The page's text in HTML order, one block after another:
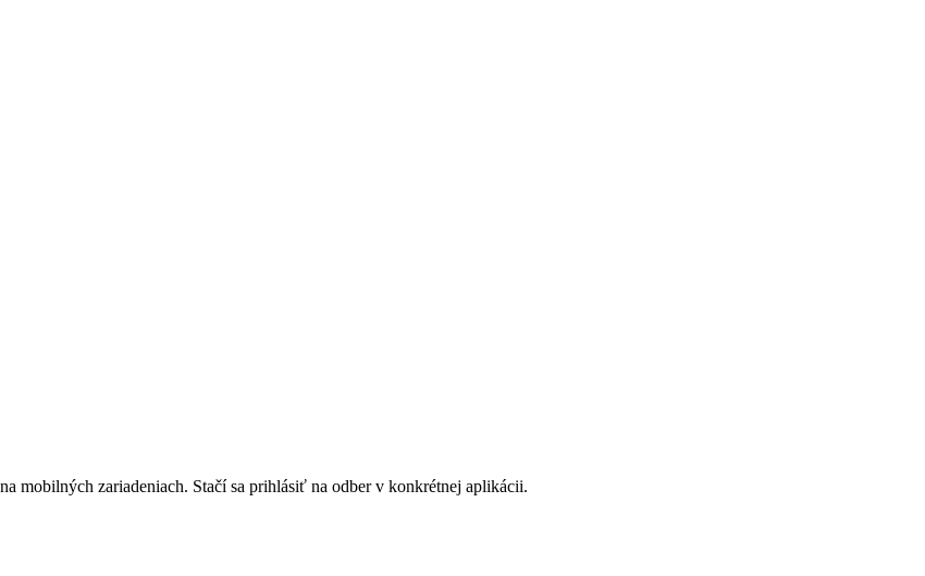
mobilných zariadeniach. Stačí sa prihlásiť na odber v konkrétnej aplikácii.